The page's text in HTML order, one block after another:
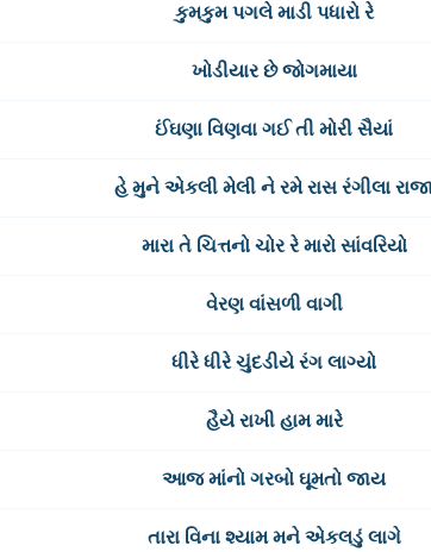
કુમકુમ પગલે માડી પધારો રે
ખોડીયાર છે જોગમાયા
ઈંઘણા વિણવા ગઈ તી મોરી સૈયાં
હે મુને એકલી મેલી ને રમે રાસ રંગીલા
મારા તે ચિત્તનો ચોર રે મારો સાંવરિયો
વેરણ વાંસળી વાગી
ધીરે ધીરે ચુંદડીયે રંગ લાગ્યો
હૈયે રાખી હામ મારે
આજ માંનો ગરબો ઘૂમતો જાય
તારા વિના શ્યામ મને એકલડું લાગે